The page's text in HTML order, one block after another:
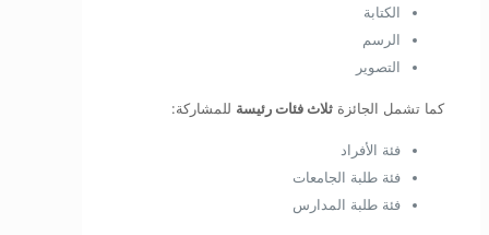
الكتابة
الرسم
التصوير
كما تشمل الجائزة ثلاث فئات رئيسة للمشاركة:
فئة الأفراد
فئة طلبة الجامعات
فئة طلبة المدارس